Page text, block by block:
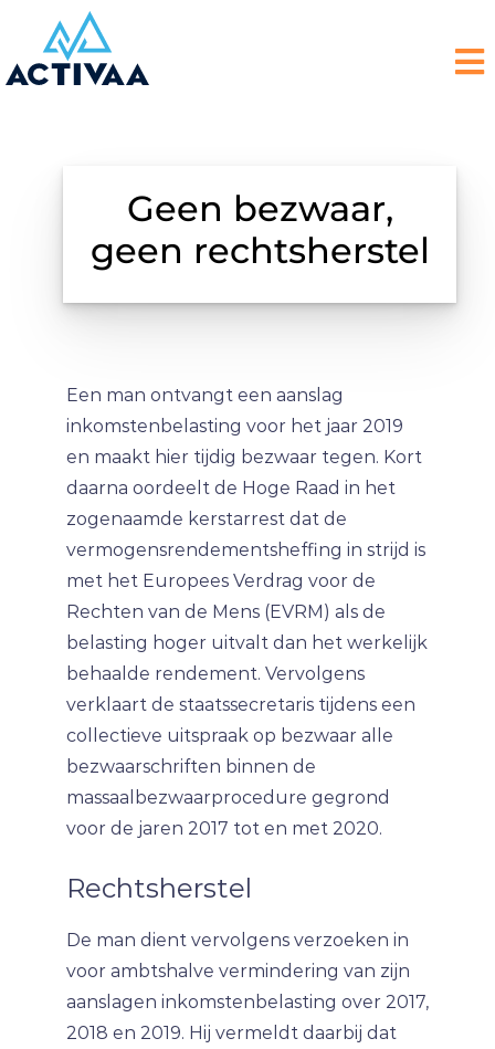
Geen bezwaar,
geen rechtsherstel
Een man ontvangt een aanslag
inkomstenbelasting voor het jaar 2019
en maakt hier tijdig bezwaar tegen. Kort
daarna oordeelt de Hoge Raad in het
zogenaamde kerstarrest dat de
vermogensrendementsheffing in strijd is
met het Europees Verdrag voor de
Rechten van de Mens (EVRM) als de
belasting hoger uitvalt dan het werkelijk
behaalde rendement. Vervolgens
verklaart de staatssecretaris tijdens een
collectieve uitspraak op bezwaar alle
bezwaarschriften binnen de
massaalbezwaarprocedure gegrond
voor de jaren 2017 tot en met 2020.
Rechtsherstel
De man dient vervolgens verzoeken in
voor ambtshalve vermindering van zijn
aanslagen inkomstenbelasting over 2017,
2018 en 2019. Hij vermeldt daarbij dat